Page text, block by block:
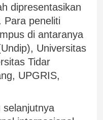
dipresentasikan
Para peneliti
di antaranya
Universitas
Tidar
UPGRIS,
selanjutnya